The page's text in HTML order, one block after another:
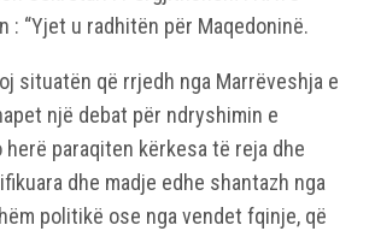
: “Yjet u radhitën për Maqedoninë.
situatën që rrjedh nga Marrëveshja e
një debat për ndryshimin e
paraqiten kërkesa të reja dhe
dhe madje edhe shantazh nga
politikë ose nga vendet fqinje, që